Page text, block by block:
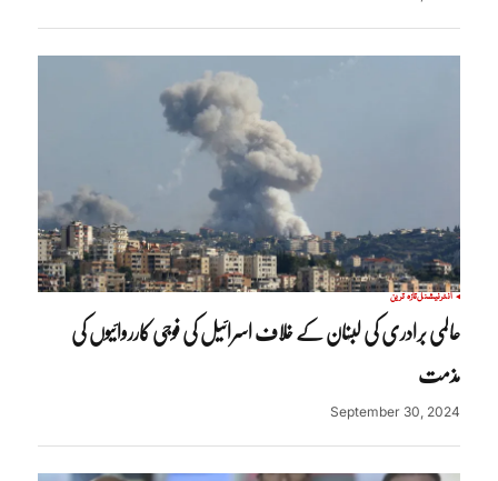
انٹرنیشنلتازہ ترین
عالمی برادری کی لبنان کے خلاف اسرائیل کی فوجی کارروائیوں کی
مذمت
September 30, 2024